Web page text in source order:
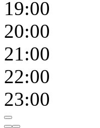
19:00
20:00
21:00
22:00
23:00